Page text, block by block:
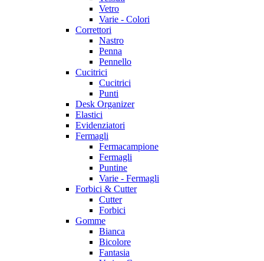
Vetro
Varie - Colori
Correttori
Nastro
Penna
Pennello
Cucitrici
Cucitrici
Punti
Desk Organizer
Elastici
Evidenziatori
Fermagli
Fermacampione
Fermagli
Puntine
Varie - Fermagli
Forbici & Cutter
Cutter
Forbici
Gomme
Bianca
Bicolore
Fantasia